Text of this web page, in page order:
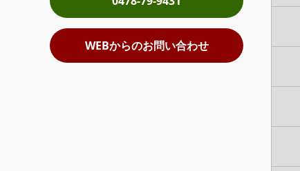
WEBからのお問い合わせ